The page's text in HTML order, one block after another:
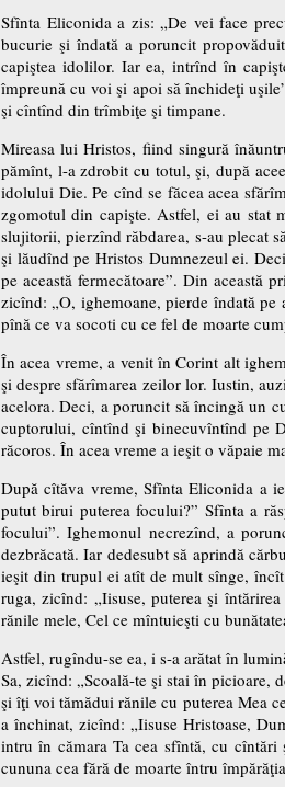
Sfînta Eliconida a zis: „De vei face
bucurie şi îndată a poruncit
capiştea idolilor. Iar ea, intrînd în
împreună cu voi şi apoi să închideţi
şi cîntînd din trîmbiţe şi timpane.
Mireasa lui Hristos, fiind singură
pămînt, l-a zdrobit cu totul, şi, după
idolului Die. Pe cînd se făcea acea
zgomotul din capişte. Astfel, ei au stat
slujitorii, pierzînd răbdarea, s-au plecat
şi lăudînd pe Hristos Dumnezeul ei.
pe această fermecătoare”. Din această
zicînd: „O, ighemoane, pierde îndată
pînă ce va socoti cu ce fel de moarte
În acea vreme, a venit în Corint alt
şi despre sfărîmarea zeilor lor. Iustin,
acelora. Deci, a poruncit să încingă un
cuptorului, cîntînd şi binecuvîntînd pe
răcoros. În acea vreme a ieşit o văpaie
După cîtăva vreme, Sfînta Eliconida a
putut birui puterea focului?” Sfînta a
focului”. Ighemonul necrezînd, a
dezbrăcată. Iar dedesubt să aprindă
ieşit din trupul ei atît de mult sînge,
ruga, zicînd: „Iisuse, puterea şi
rănile mele, Cel ce mîntuieşti cu
Astfel, rugîndu-se ea, i s-a arătat în
Sa, zicînd: „Scoală-te şi stai în picioare,
şi îţi voi tămădui rănile cu puterea Mea
a închinat, zicînd: „Iisuse Hristoase,
intru în cămara Ta cea sfîntă, cu
cununa cea fără de moarte întru